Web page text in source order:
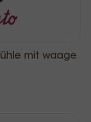
mit waage